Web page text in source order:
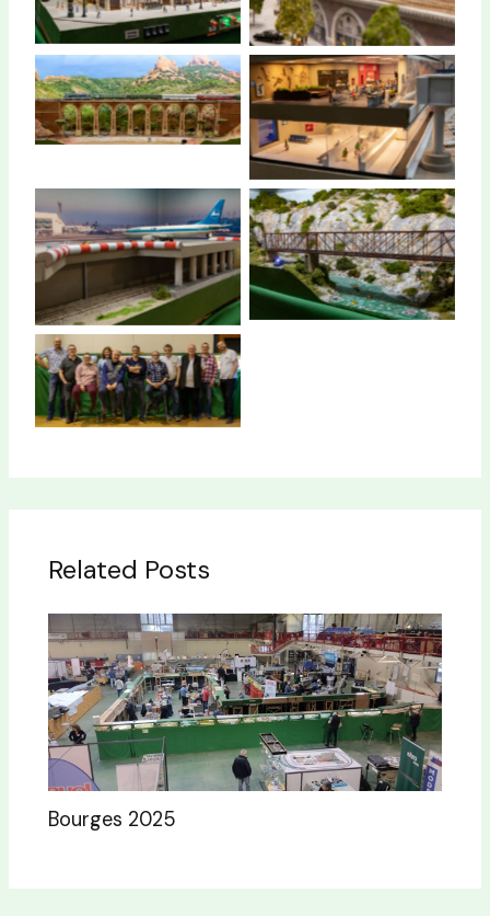
Viaduc d’Antheor
Hors Piste (J’ai encore
rêvé d’ailes)
Hors Piste (J’ai encore
rêvé d’ailes)
Pont de Laudaret
Groupe Uberach 2024
Related Posts
Bourges 2025